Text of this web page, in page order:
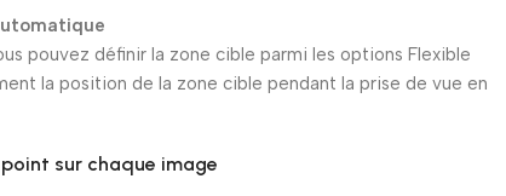
pouvez définir la zone cible parmi les options Flexible
la position de la zone cible pendant la prise de vue en
point sur chaque image